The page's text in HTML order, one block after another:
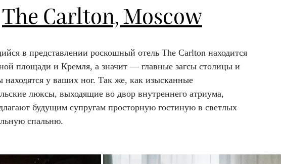
The Carlton, Moscow
в представлении роскошный отель The Carlton находится
площади и Кремля, а значит — главные загсы столицы и
у ваших ног. Так же, как изысканные
люксы, выходящие во двор внутреннего атриума,
будущим супругам просторную гостиную в светлых
спальню.